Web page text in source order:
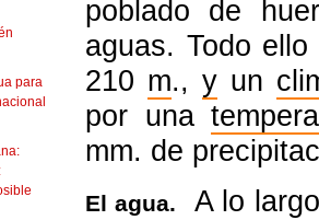
para
poblado de
aguas. Todo
210 m., y un
por una
mm. de
El agua.
A lo